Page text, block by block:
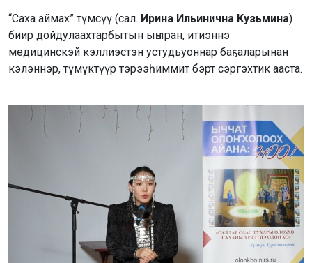
“Саха аймах” түмсүү (сал. Ирина Ильинична Кузьмина)
биир дойдулаахтарбытын ыҥыран, итиэннэ
медицинскэй кэллиэстэн устудьуоннар баҕаларынан
кэлэннэр, түмүктүүр тэрээһиммит бэрт сэргэхтик ааста.